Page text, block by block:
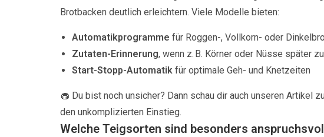
Brotbacken deutlich erleichtern. Viele Modelle bieten:
Automatikprogramme für Roggen-, Vollkorn- oder
Zutaten-Erinnerung, wenn z. B. Körner oder Nüsse später
Start-Stopp-Automatik für optimale Geh- und Knetzeiten
🧁 Du bist noch unsicher? Dann schau dir auch unseren Artikel
den unkomplizierten Einstieg.
Welche Teigsorten sind besonders